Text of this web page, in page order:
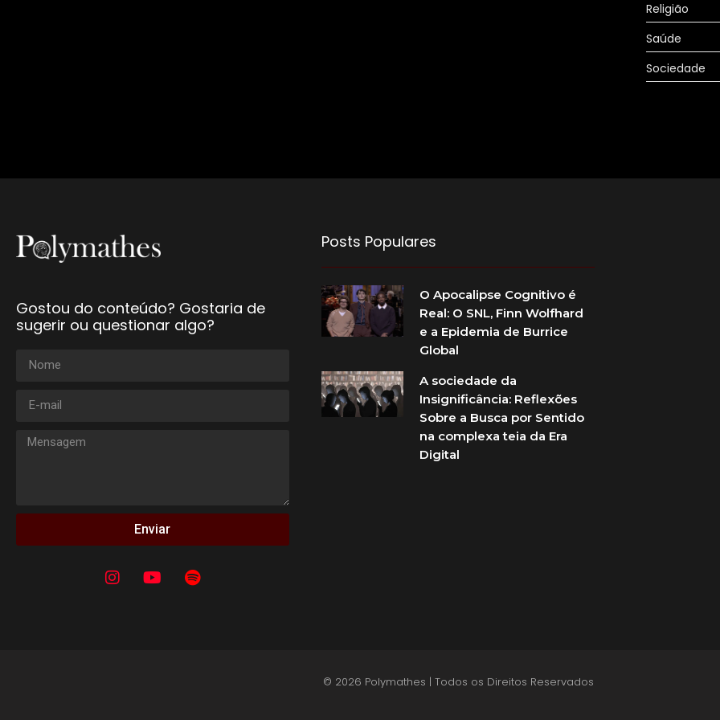
Religião
Saúde
Sociedade
Gostou do conteúdo? Gostaria de
sugerir ou questionar algo?
Enviar
Posts Populares
O Apocalipse Cognitivo é
Real: O SNL, Finn Wolfhard
e a Epidemia de Burrice
Global
A sociedade da
Insignificância: Reflexões
Sobre a Busca por Sentido
na complexa teia da Era
Digital
© 2026 Polymathes | Todos os Direitos Reservados